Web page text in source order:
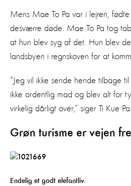
Mens Mae To Pa var i lejren,
desværre døde. Mae To Pa tog
at hun blev syg af det. Hun blev
landsbyen i regnskoven for at
”Jeg vil ikke sende hende tilbage
ikke ordentlig mad og blev alt for
virkelig dårligt over,” siger Ti Kue Pa.
Grøn turisme er vejen
Endelig et godt elefantliv.